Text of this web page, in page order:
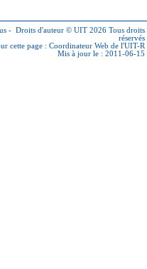
- Droits d'auteur © UIT 2026 Tous droits
réservés
cette page : Coordinateur Web de l'UIT-R
Mis à jour le : 2011-06-15